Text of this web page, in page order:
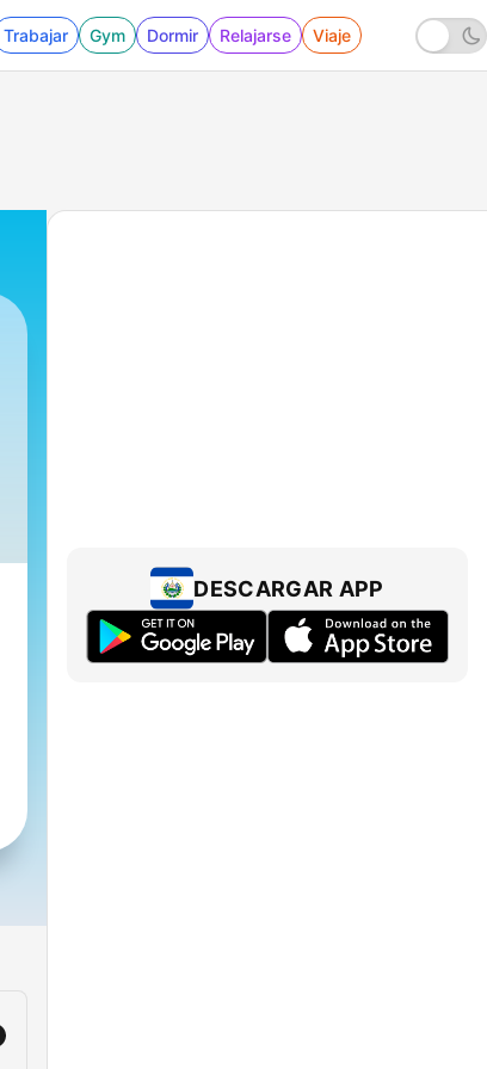
Trabajar Gym Dormir Relajarse Viaje
DESCARGAR APP